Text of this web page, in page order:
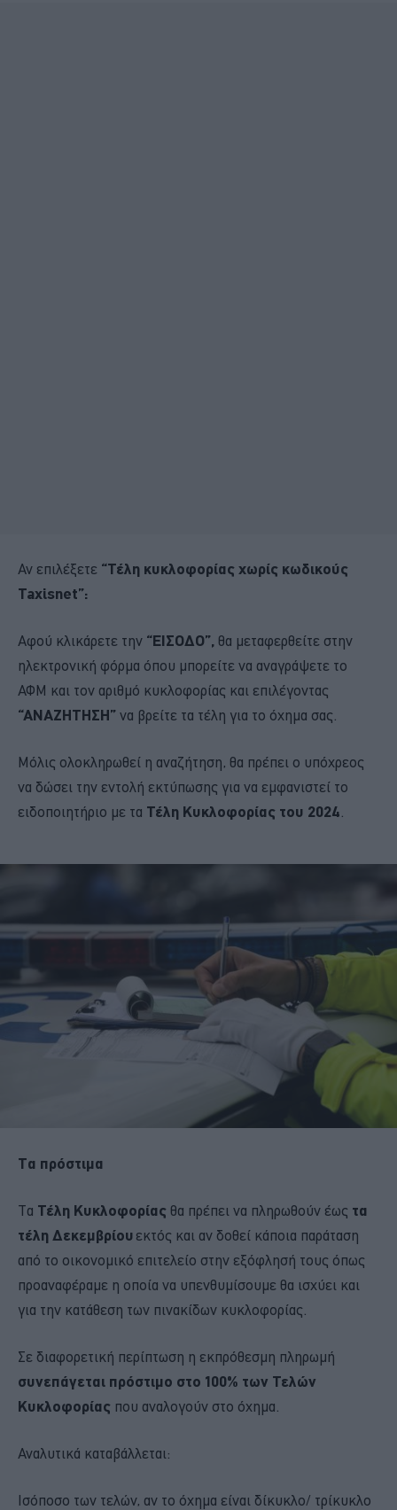
Αν επιλέξετε “Τέλη κυκλοφορίας χωρίς κωδικούς
Taxisnet”:
Αφού κλικάρετε την “ΕΙΣΟΔΟ”, θα μεταφερθείτε στην
ηλεκτρονική φόρμα όπου μπορείτε να αναγράψετε το
ΑΦΜ και τον αριθμό κυκλοφορίας και επιλέγοντας
“ΑΝΑΖΗΤΗΣΗ” να βρείτε τα τέλη για το όχημα σας.
Μόλις ολοκληρωθεί η αναζήτηση, θα πρέπει ο υπόχρεος
να δώσει την εντολή εκτύπωσης για να εμφανιστεί το
ειδοποιητήριο με τα Τέλη Κυκλοφορίας του 2024
Τα πρόστιμα
Τα Τέλη Κυκλοφορίας θα πρέπει να πληρωθούν έως τα
τέλη Δεκεμβρίου εκτός και αν δοθεί κάποια παράταση
από το οικονομικό επιτελείο στην εξόφλησή τους όπως
προαναφέραμε η οποία να υπενθυμίσουμε θα ισχύει και
για την κατάθεση των πινακίδων κυκλοφορίας.
Σε διαφορετική περίπτωση η εκπρόθεσμη πληρωμή
συνεπάγεται πρόστιμο στο 100% των Τελών
Κυκλοφορίας που αναλογούν στο όχημα.
Αναλυτικά καταβάλλεται:
Ισόποσο των τελών, αν το όχημα είναι δίκυκλο/ τρίκυκλο